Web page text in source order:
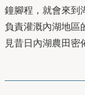
鐘腳程，就會來到
負責灌溉內湖地區
見昔日內湖農田密